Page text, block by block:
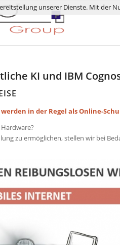
KI und IBM
in der Regel als Online-
zu ermöglichen, stellen wir bei
unserer Dienste. Mit der